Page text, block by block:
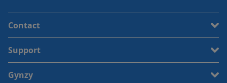
Contact
Support
Gynzy